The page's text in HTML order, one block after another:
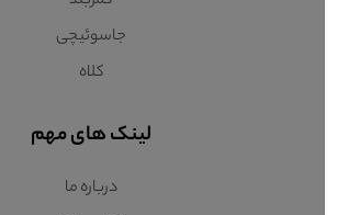
جاسوئیچی
کلاه
لینک های مهم
درباره ما